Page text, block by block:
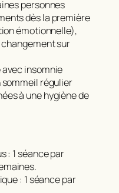
personnes
dès la première
émotionnelle),
sur
avec insomnie
régulier
à une hygiène de
: 1 séance par
: 1 séance par